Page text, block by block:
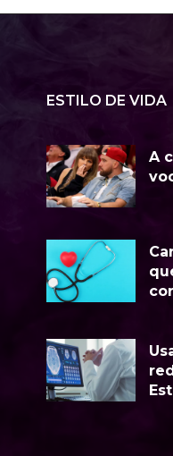
ESTILO DE VIDA
A